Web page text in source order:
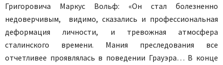
Григоровича Маркус Вольф: «Он стал болезненно
недоверчивым, видимо, сказались и профессиональная
деформация личности, и тревожная атмосфера
сталинского времени. Мания преследования все
отчетливее проявлялась в поведении Грауэра… В конце